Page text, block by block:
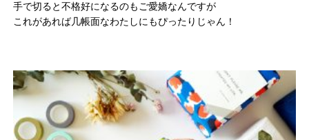
手で切ると不格好になるのもご愛嬌なんですが
これがあれば几帳面なわたしにもぴったりじゃん！